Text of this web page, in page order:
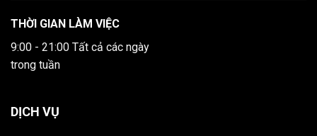
THỜI GIAN LÀM VIỆC
9:00 - 21:00 Tất cả các ngày
trong tuần
DỊCH VỤ